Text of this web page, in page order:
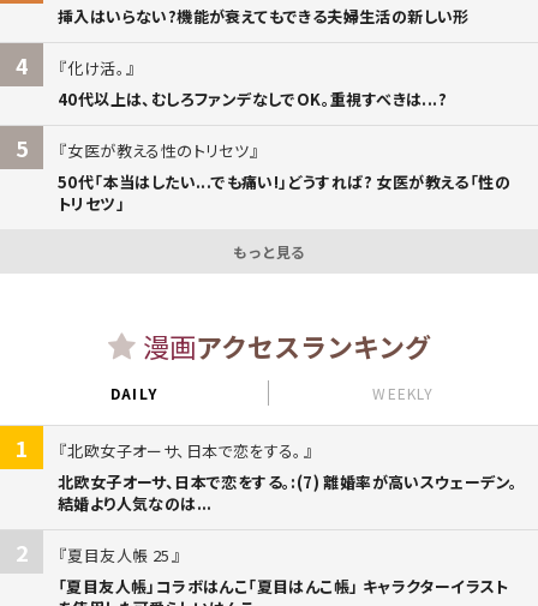
挿入はいらない?機能が衰えてもできる夫婦生活の新しい形
4
化け活。
40代以上は、むしろファンデなしでOK。重視すべきは...?
5
女医が教える性のトリセツ
50代「本当はしたい...でも痛い!」どうすれば? 女医が教える「性の
トリセツ」
もっと見る
漫画アクセスランキング
DAILY WEEKLY
1
北欧女子オーサ、日本で恋をする。
北欧女子オーサ、日本で恋をする。:(7) 離婚率が高いスウェーデン。
結婚より人気なのは...
2
夏目友人帳 25
「夏目友人帳」コラボはんこ「夏目はんこ帳」 キャラクターイラスト